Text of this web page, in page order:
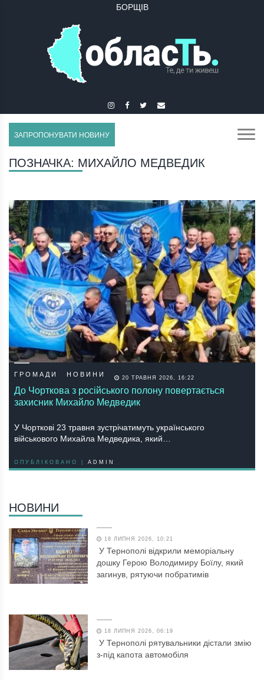
БОРЩІВ
ЗАПРОПОНУВАТИ НОВИНУ
ПОЗНАЧКА: МИХАЙЛО МЕДВЕДИК
ГРОМАДИ НОВИНИ 20 ТРАВНЯ 2026, 16:22
До Чорткова з російського полону повертається
захисник Михайло Медведик
У Чорткові 23 травня зустрічатимуть українського
військового Михайла Медведика, який…
ОПУБЛІКОВАНО | ADMIN
НОВИНИ
18 ЛИПНЯ 2026, 10:21
У Тернополі відкрили меморіальну
дошку Герою Володимиру Боїлу, який
загинув, рятуючи побратимів
18 ЛИПНЯ 2026, 06:19
У Тернополі рятувальники дістали змію
з-під капота автомобіля